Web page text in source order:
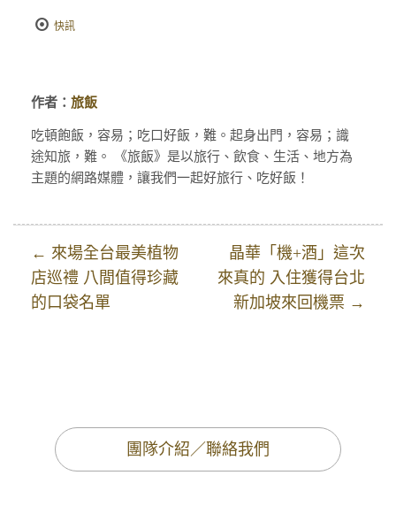
快訊
作者： 旅飯
吃頓飽飯，容易；吃口好飯，難。起身出門，容易；識
途知旅，難。 《旅飯》是以旅行、飲食、生活、地方為
主題的網路媒體，讓我們一起好旅行、吃好飯！
← 來場全台最美植物
店巡禮 八間值得珍藏
的口袋名單
晶華「機+酒」這次
來真的 入住獲得台北
新加坡來回機票 →
團隊介紹／聯絡我們